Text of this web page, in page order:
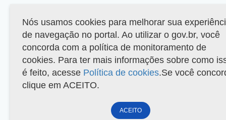
Nós usamos cookies para melhorar sua
de navegação no portal. Ao utilizar o gov.br, você
concorda com a política de monitoramento de
cookies. Para ter mais informações sobre como
é feito, acesse Política de cookies.Se você
clique em ACEITO.
ACEITO